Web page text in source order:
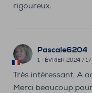
rigoureux.
Pascale6204
1 FÉVRIER 2024 /
Très intéressant. A
Merci beaucoup